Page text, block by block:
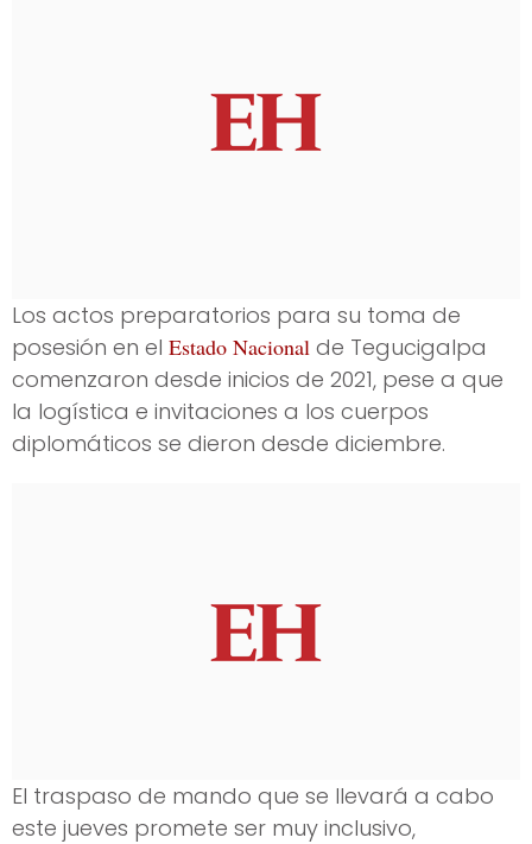
Los actos preparatorios para su toma de
posesión en el Estado Nacional de Tegucigalpa
comenzaron desde inicios de 2021, pese a que
la logística e invitaciones a los cuerpos
diplomáticos se dieron desde diciembre.
El traspaso de mando que se llevará a cabo
este jueves promete ser muy inclusivo,